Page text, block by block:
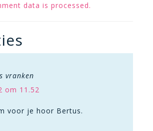
data is processed.
vranken
om 11.52
voor je hoor Bertus.